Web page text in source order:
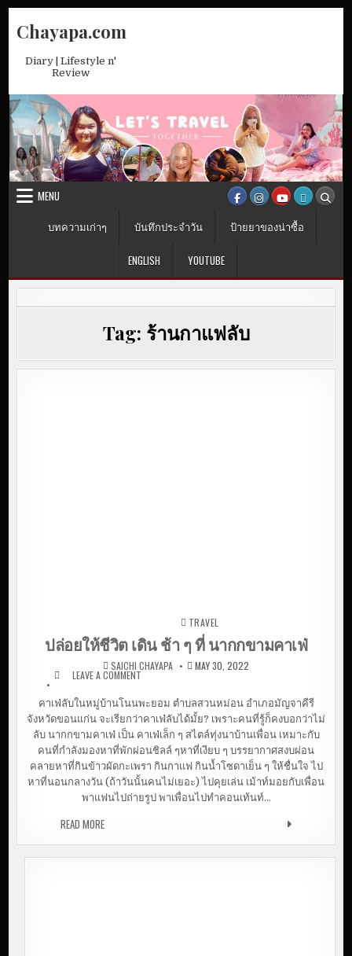
Chayapa.com
Diary | Lifestyle n'
Review
MENU
บทความเก่าๆ
บันทึกประจำวัน ป้ายยาของน่าซื้อ
ENGLISH YOUTUBE
Tag: ร้านกาแฟลับ
TRAVEL
ปล่อยให้ชีวิต เดิน ช้า ๆ ที่ นากกขามคาเฟ่
SAICHI CHAYAPA MAY 30, 2022
LEAVE A COMMENT ON ปล่อยให้ชีวิต เดิน ช้า ๆ ที่ นากกขาม
คาเฟ่ลับในหมู่บ้านโนนพะยอม ตำบลสวนหม่อน อำเภอมัญจาคีรี
จังหวัดขอนแก่น จะเรียกว่าคาเฟ่ลับได้มั้ย? เพราะคนที่รู้ก็คงบอกว่าไม่
ลับ นากกขามคาเฟ่ เป็น คาเฟ่เล็ก ๆ สไตล์ทุ่งนาบ้านเพื่อน เหมาะกับ
คนที่กำลังมองหาที่พักผ่อนชิลล์ ๆหาที่เงียบ ๆ บรรยากาศสงบผ่อน
คลายหาที่กินข้าวผัดกะเพรา กินกาแฟ กินน้ำโซดาเย็น ๆ ให้ชื่นใจ ไป
หาที่นอนกลางวัน (ถ้าวันนั้นคนไม่เยอะ) ไปคุยเล่น เม้าท์มอยกับเพื่อน
พาแฟนไปถ่ายรูป พาเพื่อนไปทำคอนเท้นท์…
READ MOREปล่อยให้ชีวิต เดิน ช้า ๆ ที่ นากกขามคาเฟ่